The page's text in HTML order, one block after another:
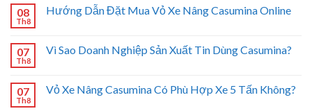
08
Th8
Hướng Dẫn Đặt Mua Vỏ Xe Nâng Casumina Online
07
Th8
Vì Sao Doanh Nghiệp Sản Xuất Tin Dùng Casumina?
07
Th8
Vỏ Xe Nâng Casumina Có Phù Hợp Xe 5 Tấn Không?